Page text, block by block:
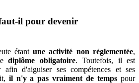
il pour devenir
étantune activité non réglementée,
diplôme obligatoire. Toutefois, il est
d'aiguiser ses compétences et ses
il n'y a pas vraiment de temps pour